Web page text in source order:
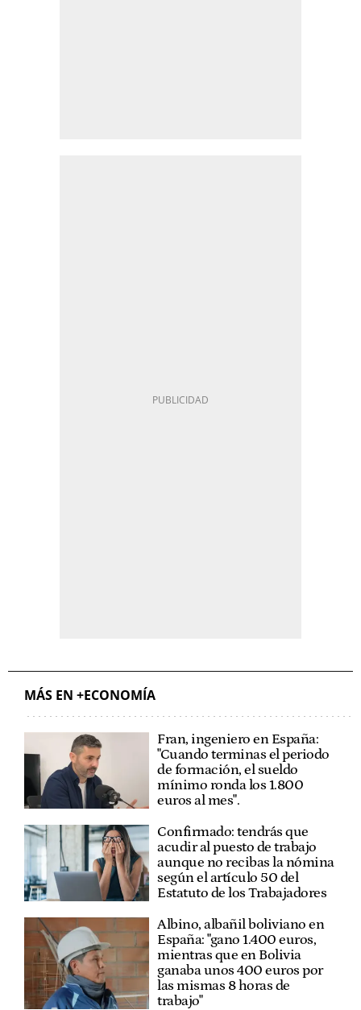
MÁS EN +ECONOMÍA
Fran, ingeniero en España:
"Cuando terminas el periodo
de formación, el sueldo
mínimo ronda los 1.800
euros al mes".
Confirmado: tendrás que
acudir al puesto de trabajo
aunque no recibas la nómina
según el artículo 50 del
Estatuto de los Trabajadores
Albino, albañil boliviano en
España: "gano 1.400 euros,
mientras que en Bolivia
ganaba unos 400 euros por
las mismas 8 horas de
trabajo"